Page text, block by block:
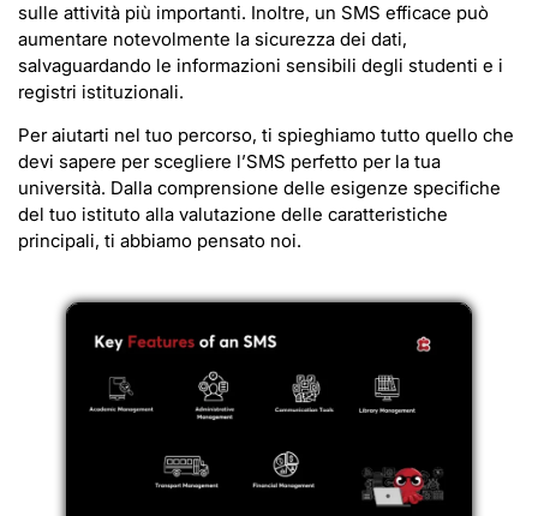
sulle attività più importanti. Inoltre, un SMS efficace può
aumentare notevolmente la sicurezza dei dati,
salvaguardando le informazioni sensibili degli studenti e i
registri istituzionali.
Per aiutarti nel tuo percorso, ti spieghiamo tutto quello che
devi sapere per scegliere l’SMS perfetto per la tua
università. Dalla comprensione delle esigenze specifiche
del tuo istituto alla valutazione delle caratteristiche
principali, ti abbiamo pensato noi.